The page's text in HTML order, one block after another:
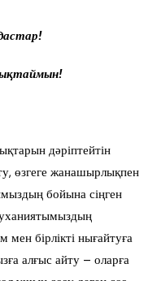
дәріптейтін
өзгеге жанашырлықпен
бойына сіңген
мен бірлікті нығайтуға
алғыс айту – оларға